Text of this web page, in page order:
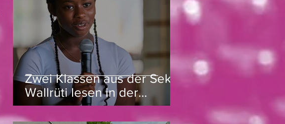
Zwei Klassen aus der Sek.
Wallrüti lesen in der
Campo Cantina